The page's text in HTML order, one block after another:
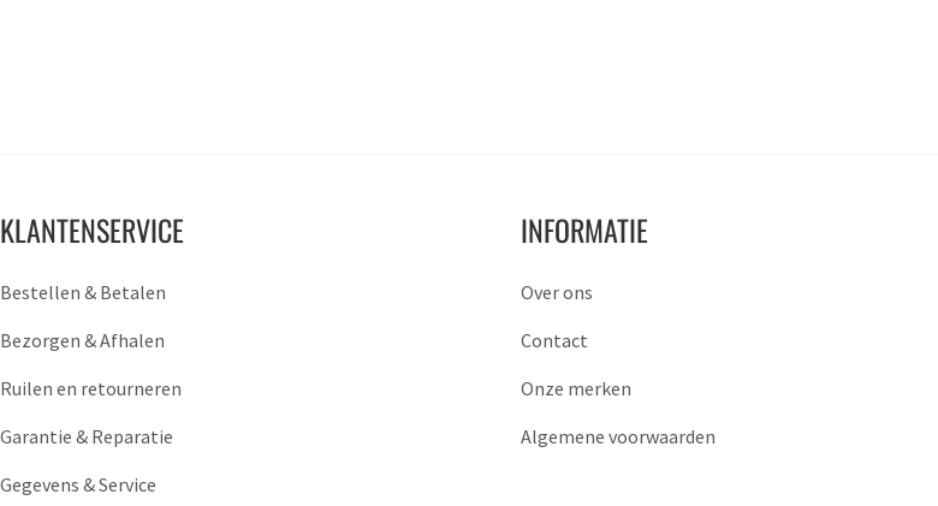
KLANTENSERVICE
Bestellen & Betalen
Bezorgen & Afhalen
Ruilen en retourneren
Garantie & Reparatie
Gegevens & Service
INFORMATIE
Over ons
Contact
Onze merken
Algemene voorwaarden